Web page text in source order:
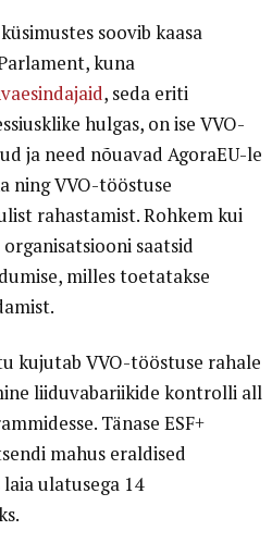
soovib kaasa
kuna
, seda eriti
hulgas, on ise VVO-
ja need nõuavad AgoraEU-le
ning VVO-tööstuse
rahastamist. Rohkem kui
saatsid
milles toetatakse
kujutab VVO-tööstuse rahale
liiduvabariikide kontrolli all
Tänase ESF+
mahus eraldised
ulatusega 14